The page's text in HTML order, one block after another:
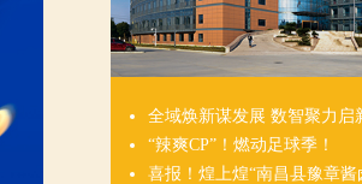
全域焕新谋发展 数智聚力启
“辣爽CP”！燃动足球季！
喜报！煌上煌“南昌县豫章酱